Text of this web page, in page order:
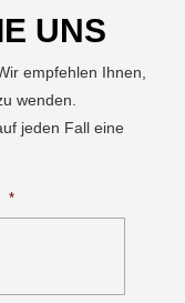
UNS
empfehlen Ihnen,
wenden.
jeden Fall eine
*